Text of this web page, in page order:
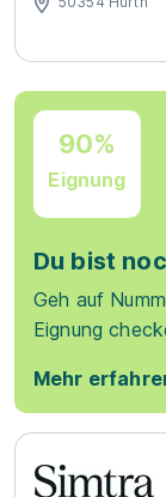
90%
Eignung
Du bist
Geh auf
Eignung
Mehr